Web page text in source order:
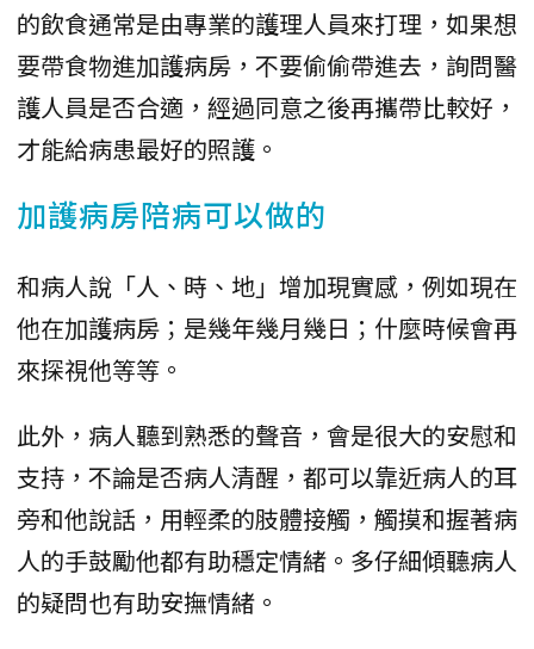
的飲食通常是由專業的護理人員來打理，如果想
要帶食物進加護病房，不要偷偷帶進去，詢問醫
護人員是否合適，經過同意之後再攜帶比較好，
才能給病患最好的照護。
加護病房陪病可以做的
和病人說「人、時、地」增加現實感，例如現在
他在加護病房；是幾年幾月幾日；什麼時候會再
來探視他等等。
此外，病人聽到熟悉的聲音，會是很大的安慰和
支持，不論是否病人清醒，都可以靠近病人的耳
旁和他說話，用輕柔的肢體接觸，觸摸和握著病
人的手鼓勵他都有助穩定情緒。多仔細傾聽病人
的疑問也有助安撫情緒。